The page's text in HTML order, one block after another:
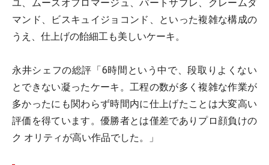
ユ、ムースオフロマージュ、パートサブレ、クレームダ
マンド、ビスキュイジョコンド、といった複雑な構成の
うえ、仕上げの飴細工も美しいケーキ。
永井シェフの総評「6時間という中で、段取りよくない
とできない凝ったケーキ。工程の数が多く複雑な作業が
多かったにも関わらず時間内に仕上げたことは大変高い
評価を得ています。優勝者とは僅差でありプロ顔負けの
ク オリティが高い作品でした。」